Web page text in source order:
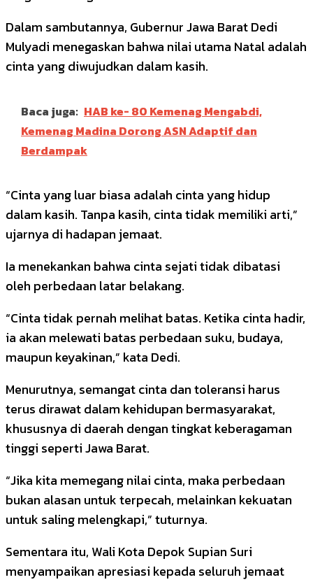
Dalam sambutannya, Gubernur Jawa Barat Dedi
Mulyadi menegaskan bahwa nilai utama Natal adalah
cinta yang diwujudkan dalam kasih.
Baca juga: HAB ke- 80 Kemenag Mengabdi,
Kemenag Madina Dorong ASN Adaptif dan
Berdampak
“Cinta yang luar biasa adalah cinta yang hidup
dalam kasih. Tanpa kasih, cinta tidak memiliki arti,”
ujarnya di hadapan jemaat.
Ia menekankan bahwa cinta sejati tidak dibatasi
oleh perbedaan latar belakang.
“Cinta tidak pernah melihat batas. Ketika cinta hadir,
ia akan melewati batas perbedaan suku, budaya,
maupun keyakinan,” kata Dedi.
Menurutnya, semangat cinta dan toleransi harus
terus dirawat dalam kehidupan bermasyarakat,
khususnya di daerah dengan tingkat keberagaman
tinggi seperti Jawa Barat.
“Jika kita memegang nilai cinta, maka perbedaan
bukan alasan untuk terpecah, melainkan kekuatan
untuk saling melengkapi,” tuturnya.
Sementara itu, Wali Kota Depok Supian Suri
menyampaikan apresiasi kepada seluruh jemaat